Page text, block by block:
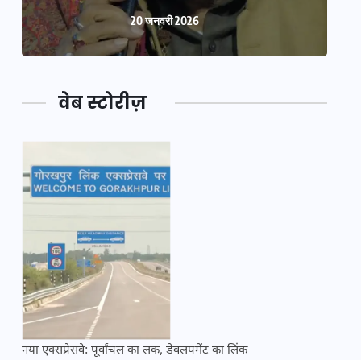
20 जनवरी 2026
वेब स्टोरीज़
नया एक्सप्रेसवे: पूर्वांचल का लक, डेवलपमेंट का लिंक